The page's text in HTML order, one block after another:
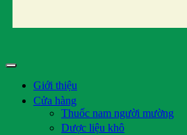
Giới thiệu
Cửa hàng
Thuốc nam người mường
Dược liệu khô